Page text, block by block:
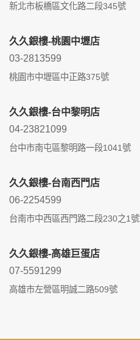
新北市板橋區文化路二段345號
久久銀樓-桃園中壢店
03-2813599
桃園市中壢區中正路375號
久久銀樓-台中黎明店
04-23821099
台中市南屯區黎明路一段1041號
久久銀樓-台南西門店
06-2254599
台南市中西區西門路二段230之1號
久久銀樓-高雄巨蛋店
07-5591299
高雄市左營區明誠二路509號